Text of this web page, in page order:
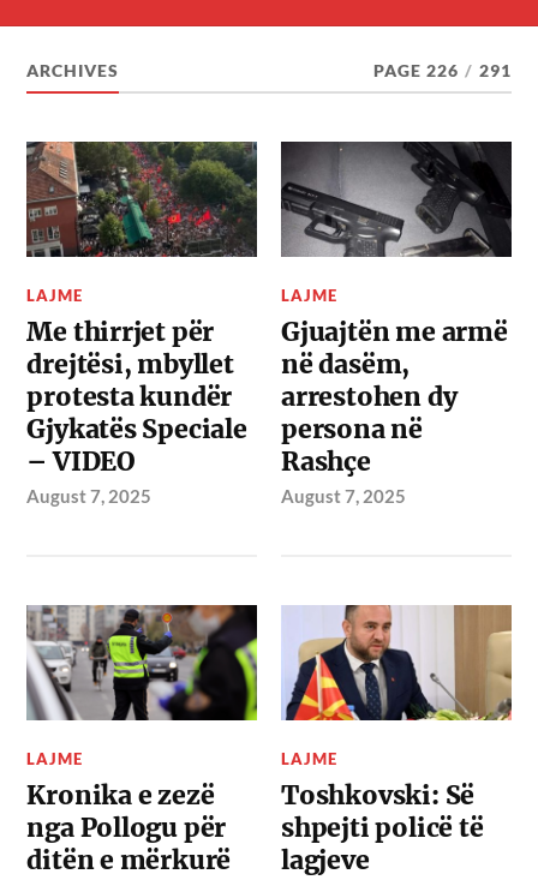
ARCHIVES PAGE 226 / 291
LAJME
Me thirrjet për
drejtësi, mbyllet
protesta kundër
Gjykatës Speciale
– VIDEO
August 7, 2025
LAJME
Gjuajtën me armë
në dasëm,
arrestohen dy
persona në
Rashçe
August 7, 2025
LAJME
Kronika e zezë
nga Pollogu për
ditën e mërkurë
LAJME
Toshkovski: Së
shpejti policë të
lagjeve